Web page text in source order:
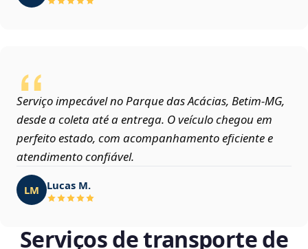
Serviço impecável no Parque das Acácias, Betim‑MG,
desde a coleta até a entrega. O veículo chegou em
perfeito estado, com acompanhamento eficiente e
atendimento confiável.
LM Lucas M.
Serviços de transporte de